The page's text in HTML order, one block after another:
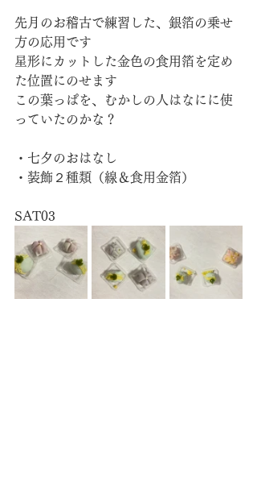
先月のお稽古で練習した、銀箔の乗せ
方の応用です
星形にカットした金色の食用箔を定め
た位置にのせます
この葉っぱを、むかしの人はなにに使
っていたのかな？
・七夕のおはなし
・装飾２種類（線＆食用金箔）
SAT03